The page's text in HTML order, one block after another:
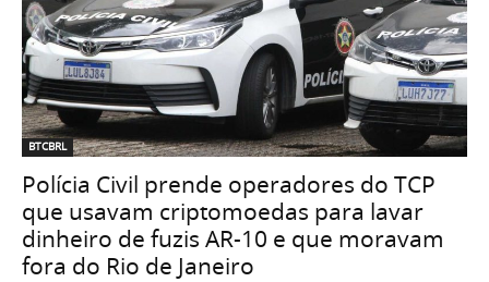
BTCBRL
Polícia Civil prende operadores do TCP
que usavam criptomoedas para lavar
dinheiro de fuzis AR-10 e que moravam
fora do Rio de Janeiro